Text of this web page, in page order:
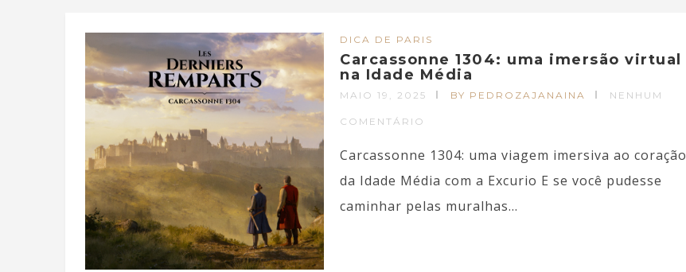
DICA DE PARIS
Carcassonne 1304: uma imersão virtual
na Idade Média
MAIO 19, 2025 BY PEDROZAJANAINA NENHUM
COMENTÁRIO
Carcassonne 1304: uma viagem imersiva ao coração
da Idade Média com a Excurio E se você pudesse
caminhar pelas muralhas...